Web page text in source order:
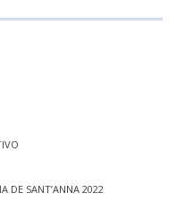
DE SANT’ANNA 2022